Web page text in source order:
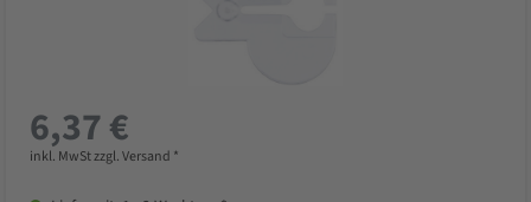
6,37 €
inkl. MwSt zzgl. Versand *